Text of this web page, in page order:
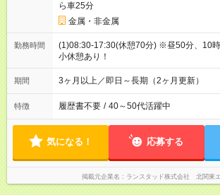
ら車25分
金属・非金属
勤務時間
(1)08:30-17:30(休憩70分) ※昼50分、10
小休憩あり！
期間 3ヶ月以上／即日～長期（2ヶ月更新）
特徴 履歴書不要 / 40～50代活躍中
気になる！ 応募する
掲載元企業名 ランスタッド株式会社 北関東